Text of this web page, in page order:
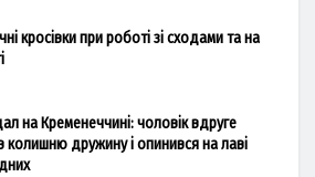
кросівки при роботі зі сходами та на
на Кременеччині: чоловік вдруге
колишню дружину і опинився на лаві